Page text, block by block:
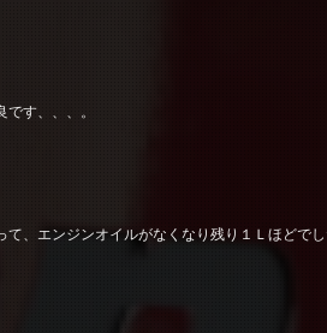
す、、、。
て、エンジンオイルがなくなり残り１Ｌほどで